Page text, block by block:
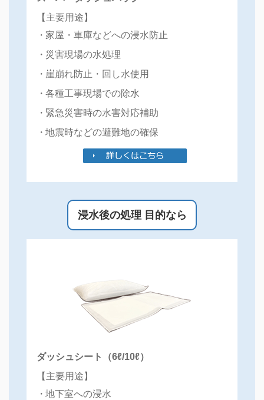
ホームページをリニューアルいたしました！
【主要用途】
家屋・車庫などへの浸水防止
災害現場の水処理
崖崩れ防止・回し水使用
各種工事現場での除水
緊急災害時の水害対応補助
地震時などの避難地の確保
浸水後の処理 目的なら
ダッシュシート（6ℓ/10ℓ）
【主要用途】
地下室への浸水